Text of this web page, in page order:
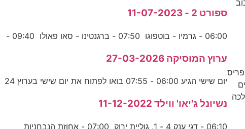
- פריס
בממלכה
ספורט 2 - 11-07-2023
06:00 - גרמיו - בוטפוגו 07:50 - ברגנטינו - סאו פאולו 09:40 -
ערוץ המוסיקה 27-03-2026
יום שישי הגיע 06:00 - 07:55 בואו לפתוח את יום שישי בערוץ 24
נשיונל ג'יאו' ווילד 11-12-2022
06:10 - דגי ענק 4 - 1. גוליית ירוק 07:00 - אחוזת הנבחניות